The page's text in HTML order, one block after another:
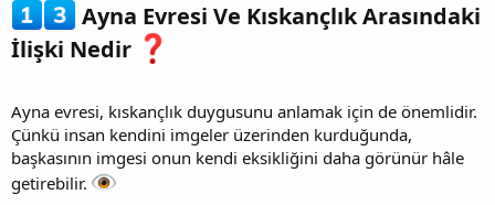
Ayna Evresi Ve Kıskançlık Arasındaki
İlişki Nedir
Ayna evresi, kıskançlık duygusunu anlamak için de önemlidir.
Çünkü insan kendini imgeler üzerinden kurduğunda,
başkasının imgesi onun kendi eksikliğini daha görünür hâle
getirebilir.